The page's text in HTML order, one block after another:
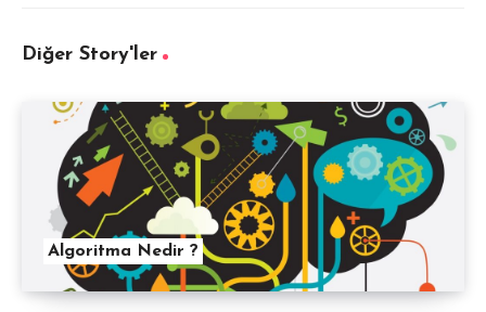
Diğer Story'ler
Algoritma Nedir ?